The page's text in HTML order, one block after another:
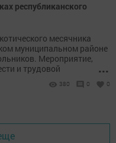
республиканского
месячника
муниципальном районе
Мероприятие,
и трудовой
...
380 0 0